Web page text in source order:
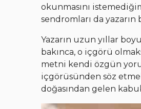
okunmasını
sendromları da yazarın
Yazarın uzun yıllar
bakınca, o içgörü
metni kendi özgün
içgörüsünden söz
doğasından gelen